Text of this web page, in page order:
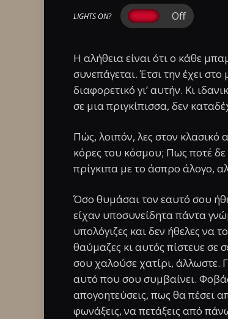
LIGHTS ON?
Η αλήθεια είναι ότι ο κάθε
συνεπάγεται. Έτσι την έχει
διαφορετικό γι’ αυτήν. Κι
σε μια πριγκίπισσα, δεν
Πώς, λοιπόν, λες στον κλασικό
κόρες του κόσμου; Πως ποτέ δε
πρίγκιπα με το άσπρο άλογο,
Όσο θυμάσαι τον εαυτό σου
είχαν υποσυνείδητα πάντα
υπολόγιζες και δεν ήθελες να
θαύμαζες κι αυτός πίστευε σε
σου χαλούσε χατίρι, άλλωστε.
αυτό που σου συμβαίνει.
απογοητεύσεις, πως θα πέσει
φωνάξεις, να πετάξεις από